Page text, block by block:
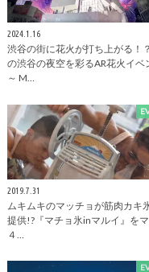
2024.1.16
渋谷の街に花火が打ち上がる！
の渋谷の夜空を彩るAR花火イベ
～ M…
2019.7.31
ムキムキのマッチョが筋肉カキ
提供!?『マチョ氷inマルイ』を
４…